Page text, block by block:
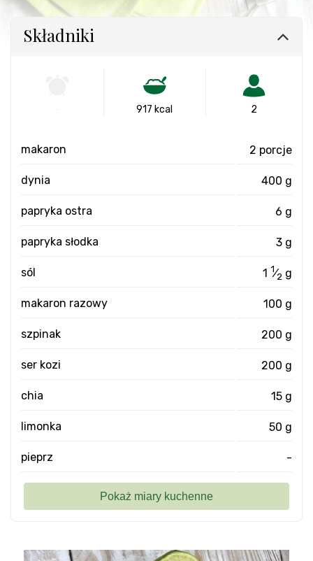
Składniki
917 kcal 2
makaron 2 porcje
dynia 400 g
papryka ostra 6 g
papryka słodka 3 g
sól 1 1⁄2 g
makaron razowy 100 g
szpinak 200 g
ser kozi 200 g
chia 15 g
limonka 50 g
pieprz -